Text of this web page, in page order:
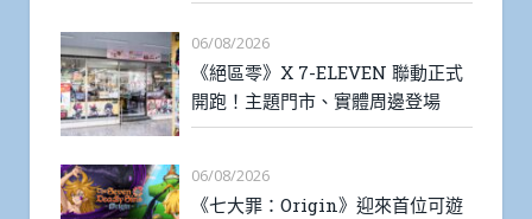
06/08/2026
《絕區零》X 7-ELEVEN 聯動正式
開跑！主題門市、實體周邊登場
06/08/2026
《七大罪：Origin》迎來首位可遊